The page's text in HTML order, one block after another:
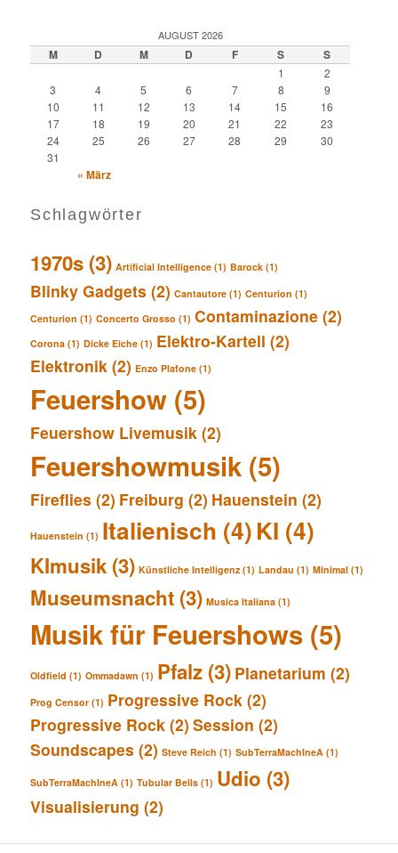
AUGUST 2026
M D M D F S S
1
2
3
4 5 6 7 8
9
10
11 12 13 14 15
16
17
18 19 20 21 22
23
24
25 26 27 28 29
30
31
« März
Schlagwörter
1970s (3) Artificial Intelligence (1) Barock (1)
Blinky Gadgets (2) Cantautore (1) Centurion (1)
Centurion (1) Concerto Grosso (1) Contaminazione (2)
Corona (1) Dicke Eiche (1) Elektro-Kartell (2)
Elektronik (2) Enzo Plafone (1)
Feuershow (5)
Feuershow Livemusik (2)
Feuershowmusik (5)
Fireflies (2) Freiburg (2) Hauenstein (2)
Hauenstein (1) Italienisch (4)KI (4)
KImusik (3) Künstliche Intelligenz (1) Landau (1) Minimal (1)
Museumsnacht (3) Musica Italiana (1)
Musik für Feuershows (5)
Oldfield (1) Ommadawn (1) Pfalz (3) Planetarium (2)
Prog Censor (1) Progressive Rock (2)
Progressive Rock (2) Session (2)
Soundscapes (2) Steve Reich (1) SubTerraMachIneA (1)
SubTerraMachIneA (1) Tubular Bells (1) Udio (3)
Visualisierung (2)